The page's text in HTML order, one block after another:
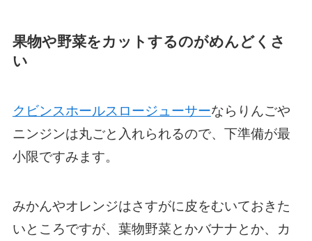
果物や野菜をカットするのがめんどくさ
い
クビンスホールスロージューサーならりんごや
ニンジンは丸ごと入れられるので、下準備が最
小限ですみます。
みかんやオレンジはさすがに皮をむいておきた
いところですが、葉物野菜とかバナナとか、カ